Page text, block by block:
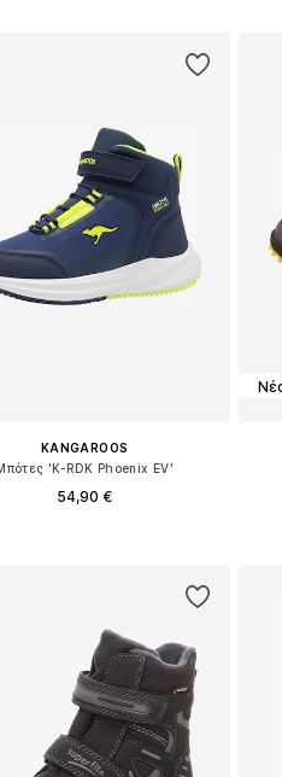
KANGAROOS
'K-RDK Phoenix EV'
54,90 €